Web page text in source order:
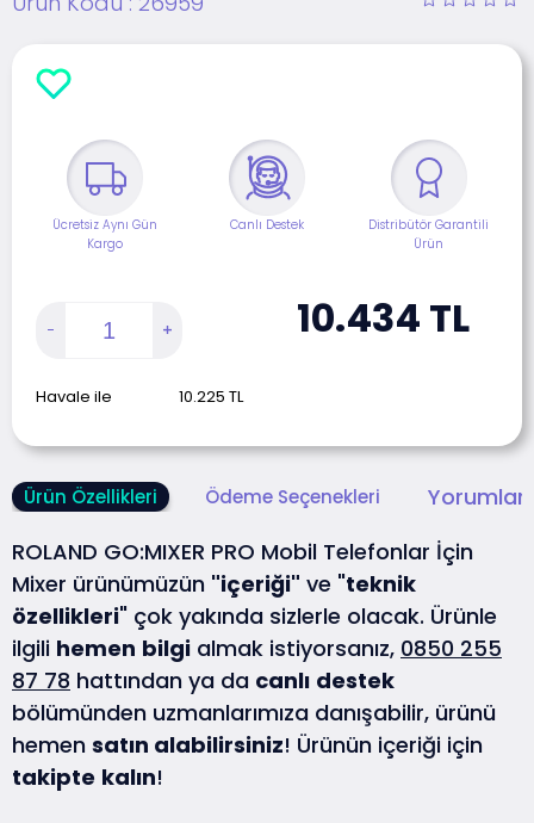
Ücretsiz Aynı Gün
Kargo
Canlı Destek
Distribütör Garantili
Ürün
10.434 TL
Havale ile 10.225 TL
Ürün Özellikleri Ödeme Seçenekleri
ROLAND GO:MIXER PRO Mobil Telefonlar İçin
Mixer ürünümüzün "içeriği" ve "teknik
özellikleri" çok yakında sizlerle olacak. Ürünle
ilgili hemen bilgi almak istiyorsanız, 0850 255
87 78 hattından ya da canlı destek
bölümünden uzmanlarımıza danışabilir, ürünü
hemen satın alabilirsiniz! Ürünün içeriği için
takipte kalın!